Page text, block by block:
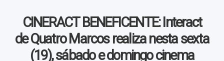
Vídeos
CINERACT BENEFICENTE: Interact
de Quatro Marcos realiza nesta sexta
(19), sábado e domingo cinema